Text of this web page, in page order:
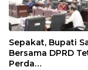
Sepakat, Bupati
Bersama DPRD
Perda